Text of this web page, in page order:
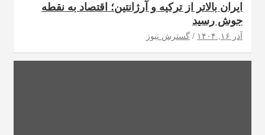
ایران بالاتر از ترکیه و آرژانتین؛ اقتصاد به نقطه
جوش رسید
آذر ۱۶, ۱۴۰۴ گسترش نیوز